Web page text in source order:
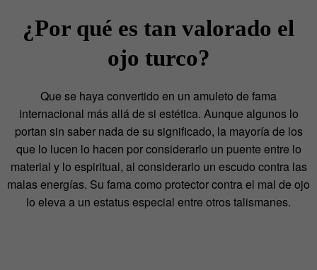
¿Por qué es tan valorado el
ojo turco?
Que se haya convertido en un amuleto de fama
internacional más allá de si estética. Aunque algunos lo
portan sin saber nada de su significado, la mayoría de los
que lo lucen lo hacen por considerarlo un puente entre lo
material y lo espiritual, al considerarlo un escudo contra las
malas energías. Su fama como protector contra el mal de ojo
lo eleva a un estatus especial entre otros talismanes.